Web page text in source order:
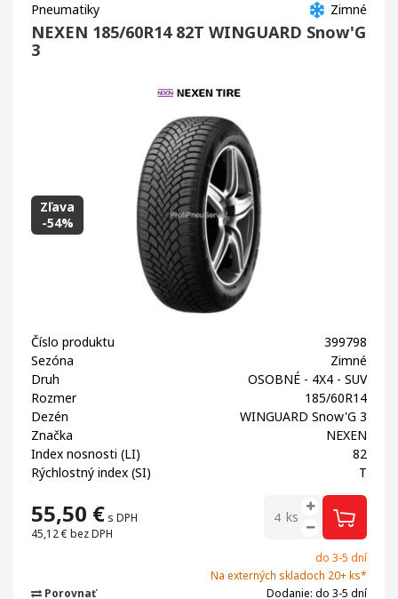
Zimné
Pneumatiky
NEXEN 185/60R14 82T WINGUARD Snow'G
3
Zľava
-54%
Číslo produktu
399798
Sezóna
Zimné
Druh
OSOBNÉ - 4X4 - SUV
Rozmer
185/60R14
Dezén
WINGUARD Snow'G 3
Značka
NEXEN
Index nosnosti (LI)
82
Rýchlostný index (SI)
T
55,50 € s DPH
45,12 € bez DPH
ks
do 3-5 dní
Na externých skladoch 20+ ks*
Dodanie: do 3-5 dní
Porovnať